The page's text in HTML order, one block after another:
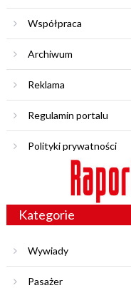
Współpraca
Archiwum
Reklama
Regulamin portalu
Polityki prywatności
Kategorie
Wywiady
Pasażer